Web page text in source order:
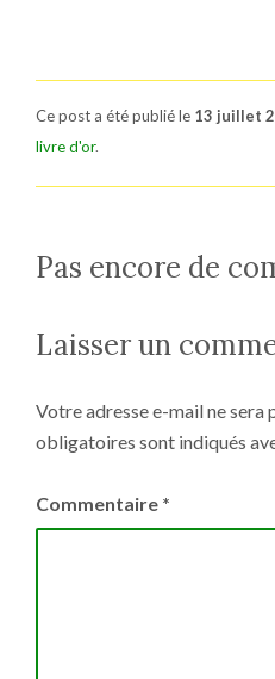
Ce post a été publié le 13 juillet
livre d'or.
Pas encore de
Laisser un
Votre adresse e-mail ne sera
obligatoires sont indiqués
Commentaire *